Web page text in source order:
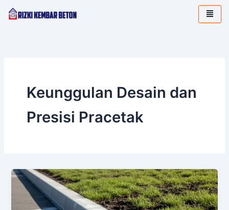
Lewati
Keunggulan Desain dan
Presisi Pracetak